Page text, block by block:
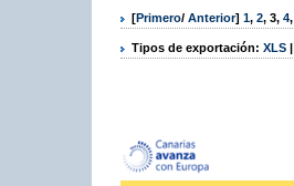
[Primero/ Anterior] 1, 2, 3, 4,
Tipos de exportación: XLS |